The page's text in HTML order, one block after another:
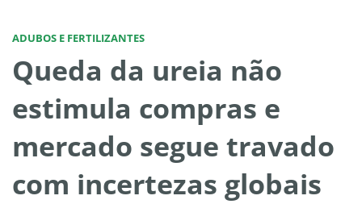
ADUBOS E FERTILIZANTES
Queda da ureia não
estimula compras e
mercado segue travado
com incertezas globais